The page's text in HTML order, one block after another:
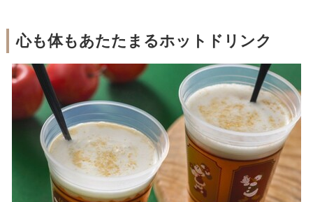
心も体もあたたまるホットドリンク